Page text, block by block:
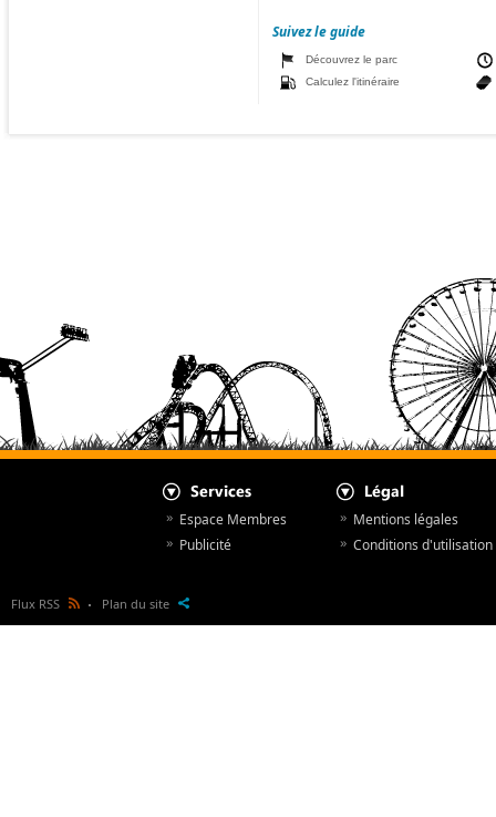
Suivez le guide
Découvrez le parc
Calculez l'itinéraire
Flux RSS Plan du site
Mentions légales
Conditions d'utilisation
Espace Membres
Publicité